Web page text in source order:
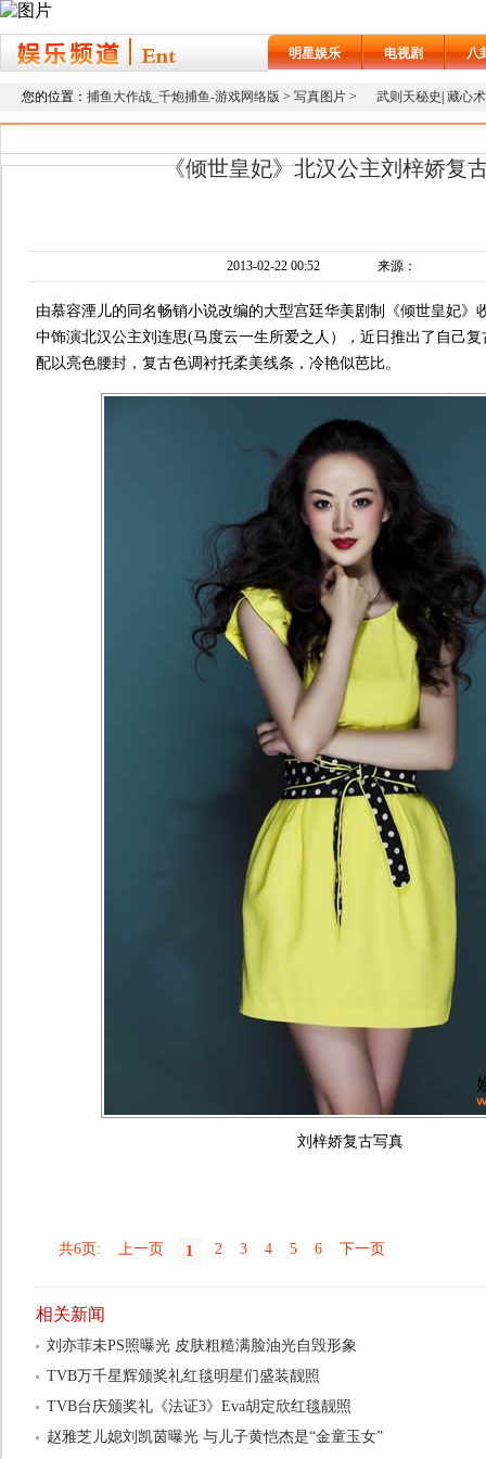
明星娱乐 电视剧 八
您的位置： 捕鱼大作战_千炮捕鱼-游戏网络版 > 写真图片 > 武则天秘史 藏心术
《倾世皇妃》北汉公主刘梓娇复
2013-02-22 00:52 来源：
由慕容湮儿的同名畅销小说改编的大型宫廷华美剧制《倾世皇妃》
中饰演北汉公主刘连思(马度云一生所爱之人），近日推出了自己
配以亮色腰封，复古色调衬托柔美线条，冷艳似芭比。
刘梓娇复古写真
共6页: 上一页 1 2 3 4 5 6 下一页
相关新闻
刘亦菲未PS照曝光 皮肤粗糙满脸油光自毁形象
TVB万千星辉颁奖礼红毯明星们盛装靓照
TVB台庆颁奖礼《法证3》Eva胡定欣红毯靓照
赵雅芝儿媳刘凯茵曝光 与儿子黄恺杰是“金童玉女”